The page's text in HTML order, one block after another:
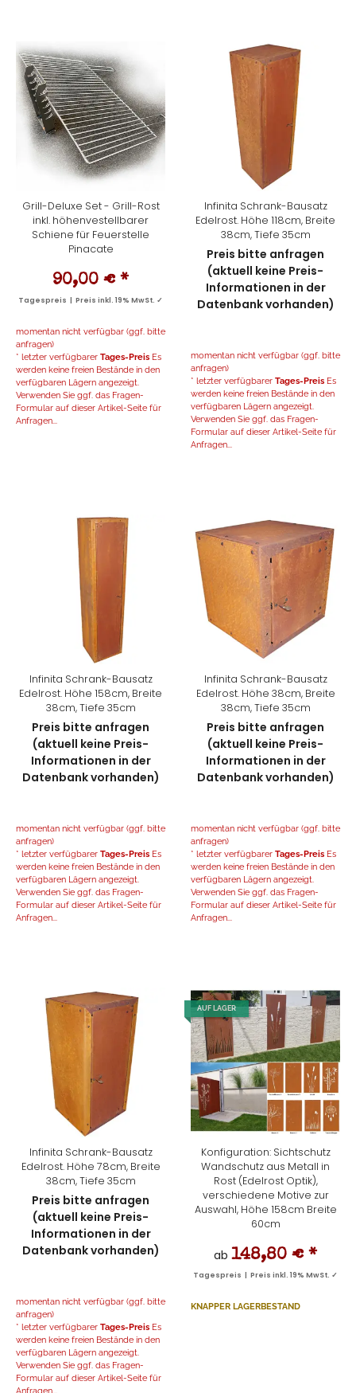
Grill-Deluxe Set - Grill-Rost
inkl. höhenvestellbarer
Schiene für Feuerstelle
Pinacate
90,00 € *
Tagespreis | Preis inkl. 19% MwSt. ✓
momentan nicht verfügbar (ggf. bitte
anfragen)
* letzter verfügbarer Tages-Preis Es
werden keine freien Bestände in den
verfügbaren Lägern angezeigt.
Verwenden Sie ggf. das Fragen-
Formular auf dieser Artikel-Seite für
Anfragen...
Infinita Schrank-Bausatz
Edelrost. Höhe 118cm, Breite
38cm, Tiefe 35cm
Preis bitte anfragen
(aktuell keine Preis-
Informationen in der
Datenbank vorhanden)
momentan nicht verfügbar (ggf. bitte
anfragen)
* letzter verfügbarer Tages-Preis Es
werden keine freien Bestände in den
verfügbaren Lägern angezeigt.
Verwenden Sie ggf. das Fragen-
Formular auf dieser Artikel-Seite für
Anfragen...
Infinita Schrank-Bausatz
Edelrost. Höhe 158cm, Breite
38cm, Tiefe 35cm
Preis bitte anfragen
(aktuell keine Preis-
Informationen in der
Datenbank vorhanden)
momentan nicht verfügbar (ggf. bitte
anfragen)
* letzter verfügbarer Tages-Preis Es
werden keine freien Bestände in den
verfügbaren Lägern angezeigt.
Verwenden Sie ggf. das Fragen-
Formular auf dieser Artikel-Seite für
Anfragen...
Infinita Schrank-Bausatz
Edelrost. Höhe 38cm, Breite
38cm, Tiefe 35cm
Preis bitte anfragen
(aktuell keine Preis-
Informationen in der
Datenbank vorhanden)
momentan nicht verfügbar (ggf. bitte
anfragen)
* letzter verfügbarer Tages-Preis Es
werden keine freien Bestände in den
verfügbaren Lägern angezeigt.
Verwenden Sie ggf. das Fragen-
Formular auf dieser Artikel-Seite für
Anfragen...
Infinita Schrank-Bausatz
Edelrost. Höhe 78cm, Breite
38cm, Tiefe 35cm
Preis bitte anfragen
(aktuell keine Preis-
Informationen in der
Datenbank vorhanden)
momentan nicht verfügbar (ggf. bitte
anfragen)
* letzter verfügbarer Tages-Preis Es
werden keine freien Bestände in den
verfügbaren Lägern angezeigt.
Verwenden Sie ggf. das Fragen-
Formular auf dieser Artikel-Seite für
AUF LAGER
Konfiguration: Sichtschutz
Wandschutz aus Metall in
Rost (Edelrost Optik),
verschiedene Motive zur
Auswahl, Höhe 158cm Breite
60cm
ab 148,80 € *
Tagespreis | Preis inkl. 19% MwSt. ✓
KNAPPER LAGERBESTAND